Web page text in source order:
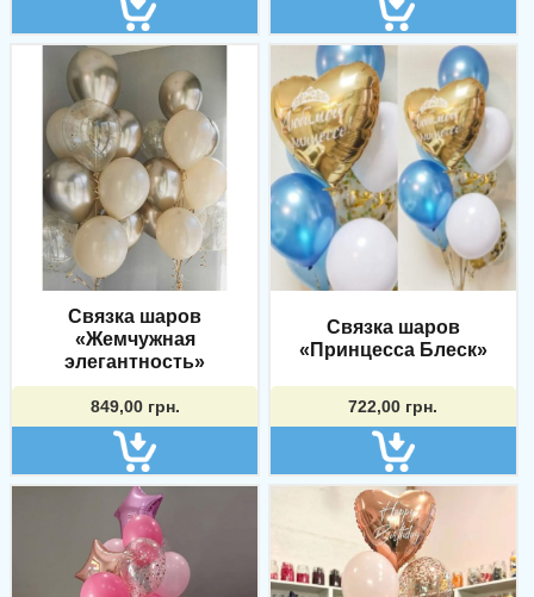
Связка шаров
«Жемчужная
элегантность»
849,00 грн.
Связка шаров
«Принцесса Блеск»
722,00 грн.